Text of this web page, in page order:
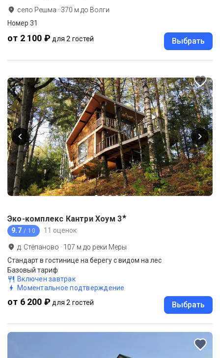
село Решма · 370 м до Волги
Номер 31
от 2 100 ₽ для 2 гостей Выбрать
Эко-комплекс Кантри Хоум 3★
9.7 / 10 11 оценок
д. Стёпаново · 107 м до реки Меры
Стандарт в гостинице на берегу с видом на лес
Базовый тариф
Включен завтрак
Моментальное подтверждение
от 6 200 ₽ для 2 гостей Выбрать